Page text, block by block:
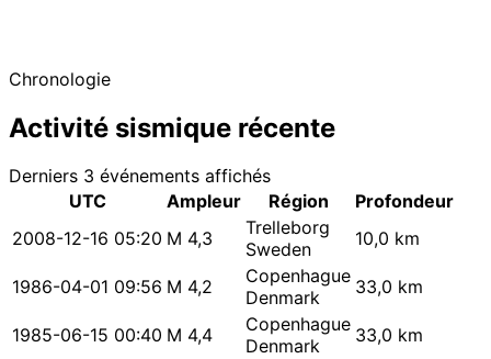
Chronologie
Activité sismique récente
Derniers 3 événements affichés
UTC
Ampleur Région
Profondeur
2008-12-16 05:20 M 4,3
Trelleborg
Sweden
10,0 km
1986-04-01 09:56 M 4,2
Copenhague
Denmark
33,0 km
1985-06-15 00:40 M 4,4
Copenhague
Denmark
33,0 km